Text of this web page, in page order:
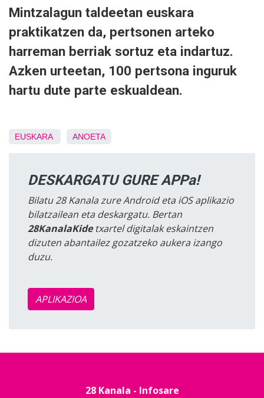
Mintzalagun taldeetan euskara
praktikatzen da, pertsonen arteko
harreman berriak sortuz eta indartuz.
Azken urteetan, 100 pertsona inguruk
hartu dute parte eskualdean.
EUSKARA ANOETA
DESKARGATU GURE APPa!
Bilatu 28 Kanala zure Android eta iOS aplikazio
bilatzailean eta deskargatu. Bertan
28KanalaKidetxartel digitalak eskaintzen
dizuten abantailez gozatzeko aukera izango
duzu.
APLIKAZIOA
28 Kanala - Infosare